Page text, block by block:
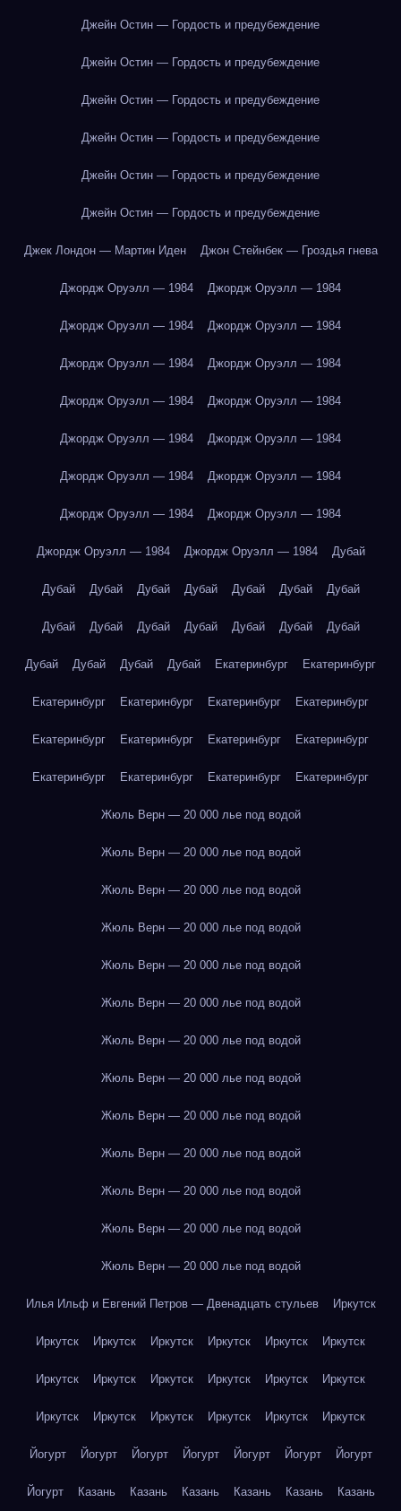
Джейн Остин — Гордость и предубеждение
Джейн Остин — Гордость и предубеждение
Джейн Остин — Гордость и предубеждение
Джейн Остин — Гордость и предубеждение
Джейн Остин — Гордость и предубеждение
Джейн Остин — Гордость и предубеждение
Джек Лондон — Мартин Иден Джон Стейнбек — Гроздья гнева
Джордж Оруэлл — 1984 Джордж Оруэлл — 1984
Джордж Оруэлл — 1984 Джордж Оруэлл — 1984
Джордж Оруэлл — 1984 Джордж Оруэлл — 1984
Джордж Оруэлл — 1984 Джордж Оруэлл — 1984
Джордж Оруэлл — 1984 Джордж Оруэлл — 1984
Джордж Оруэлл — 1984 Джордж Оруэлл — 1984
Джордж Оруэлл — 1984 Джордж Оруэлл — 1984
Джордж Оруэлл — 1984 Джордж Оруэлл — 1984 Дубай
Дубай Дубай Дубай Дубай Дубай Дубай Дубай
Дубай Дубай Дубай Дубай Дубай Дубай Дубай
Дубай Дубай Дубай Дубай Екатеринбург Екатеринбург
Екатеринбург Екатеринбург Екатеринбург Екатеринбург
Екатеринбург Екатеринбург Екатеринбург Екатеринбург
Екатеринбург Екатеринбург Екатеринбург Екатеринбург
Жюль Верн — 20 000 лье под водой
Жюль Верн — 20 000 лье под водой
Жюль Верн — 20 000 лье под водой
Жюль Верн — 20 000 лье под водой
Жюль Верн — 20 000 лье под водой
Жюль Верн — 20 000 лье под водой
Жюль Верн — 20 000 лье под водой
Жюль Верн — 20 000 лье под водой
Жюль Верн — 20 000 лье под водой
Жюль Верн — 20 000 лье под водой
Жюль Верн — 20 000 лье под водой
Жюль Верн — 20 000 лье под водой
Жюль Верн — 20 000 лье под водой
Илья Ильф и Евгений Петров — Двенадцать стульев Иркутск
Иркутск Иркутск Иркутск Иркутск Иркутск Иркутск
Иркутск Иркутск Иркутск Иркутск Иркутск Иркутск
Иркутск Иркутск Иркутск Иркутск Иркутск Иркутск
Йогурт Йогурт Йогурт Йогурт Йогурт Йогурт Йогурт
Йогурт Казань Казань Казань Казань Казань Казань